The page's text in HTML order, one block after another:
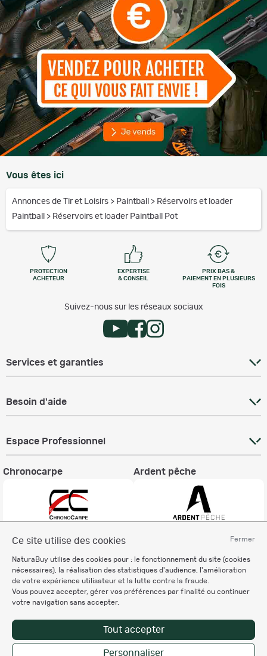
Fermer
Ce site utilise des cookies
NaturaBuy utilise des cookies pour : le fonctionnement du site (cookies
nécessaires), la réalisation des statistiques d'audience, l'amélioration
de votre expérience utilisateur et la lutte contre la fraude.
Vous pouvez accepter, gérer vos préférences par finalité ou continuer
votre navigation sans accepter.
Tout accepter
Personnaliser
Vous êtes ici
Annonces de Tir et Loisirs > Paintball > Réservoirs et loader
Paintball > Réservoirs et loader Paintball Pot
PROTECTION
ACHETEUR
EXPERTISE
& CONSEIL
PRIX BAS &
PAIEMENT EN PLUSIEURS
FOIS
Suivez-nous sur les réseaux sociaux
Services et garanties
Besoin d'aide
Espace Professionnel
Chronocarpe Ardent pêche
Charte éthique
Mentions légales
Règlement & Conditions d'utilisation
Politique de protection
des données personnelles
Personnalisation des cookies